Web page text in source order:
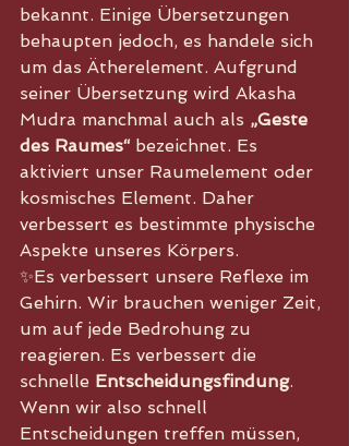
bekannt. Einige Übersetzungen
behaupten jedoch, es handele sich
um das Ätherelement. Aufgrund
seiner Übersetzung wird Akasha
Mudra manchmal auch als „Geste
des Raumes“ bezeichnet. Es
aktiviert unser Raumelement oder
kosmisches Element. Daher
verbessert es bestimmte physische
Aspekte unseres Körpers.
✨Es verbessert unsere Reflexe im
Gehirn. Wir brauchen weniger Zeit,
um auf jede Bedrohung zu
reagieren. Es verbessert die
schnelle Entscheidungsfindung.
Wenn wir also schnell
Entscheidungen treffen müssen,